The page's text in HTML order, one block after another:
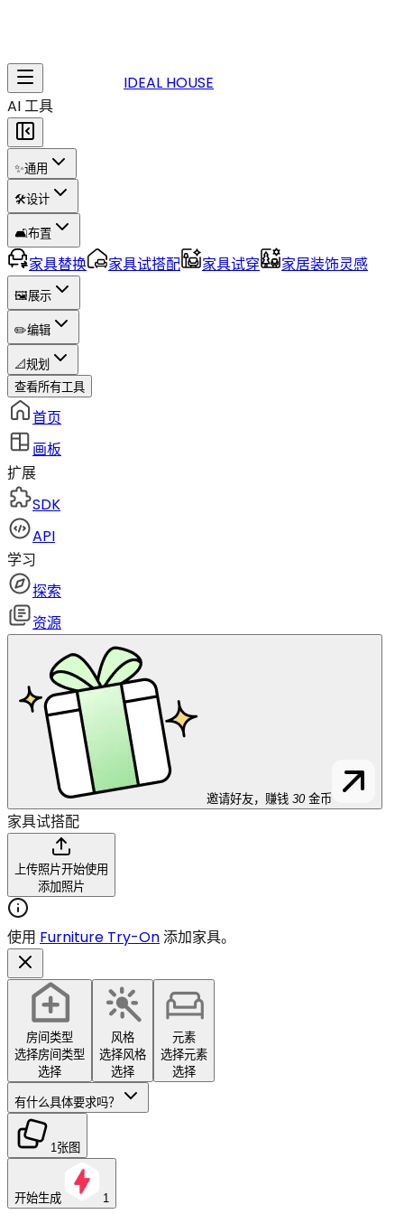
IDEAL HOUSE
AI 工具
✨通用
🛠️设计
🛋️布置
家具替换 家具试搭配 家具试穿 家居装饰灵感
🖼️展示
✏️编辑
📐规划
查看所有工具
首页
画板
扩展
SDK
API
学习
探索
资源
邀请好友，赚钱 30 金币
家具试搭配
上传照片开始使用
添加照片
使用 Furniture Try-On添加家具。
房间类型
选择房间类型
选择
风格
选择风格
选择
元素
选择元素
选择
有什么具体要求吗？
1张图
开始生成 1